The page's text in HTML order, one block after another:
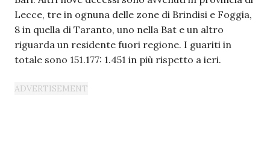
Lecce, tre in ognuna delle zone di Brindisi e Foggia,
8 in quella di Taranto, uno nella Bat e un altro
riguarda un residente fuori regione. I guariti in
totale sono 151.177: 1.451 in più rispetto a ieri.